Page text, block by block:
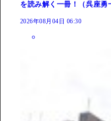
を読み解く一冊！（呉座勇
2026年08月04日 06:30